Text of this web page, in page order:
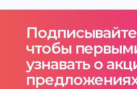
чтобы
узнавать о